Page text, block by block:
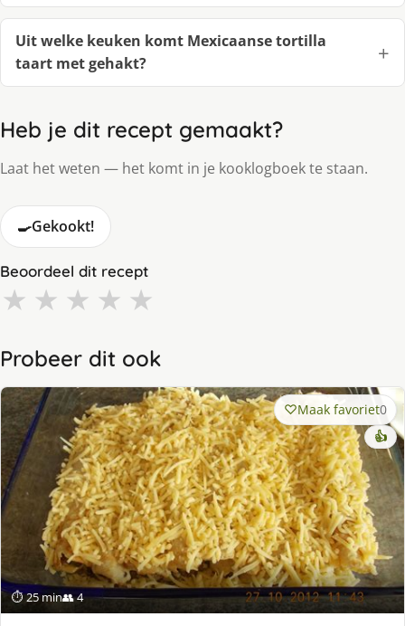
Uit welke keuken komt Mexicaanse tortilla
taart met gehakt?
Heb je dit recept gemaakt?
Laat het weten — het komt in je kooklogboek te staan.
🍳Gekookt!
Beoordeel dit recept
★ ★ ★ ★ ★
Probeer dit ook
⏱ 25 min👥 4
Maak favoriet0
👍